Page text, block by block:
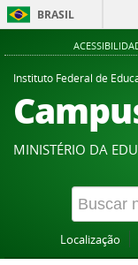
BRASIL
Instituto Federal de
MINISTÉRIO DA
Localização